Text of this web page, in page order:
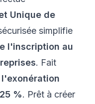
Unique de
simplifie
l'inscription au
. Fait
l'exonération
%. Prêt à créer